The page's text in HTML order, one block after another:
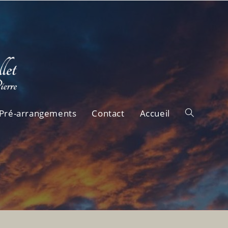
Pré-arrangements Contact Accueil
Toggle
website
search